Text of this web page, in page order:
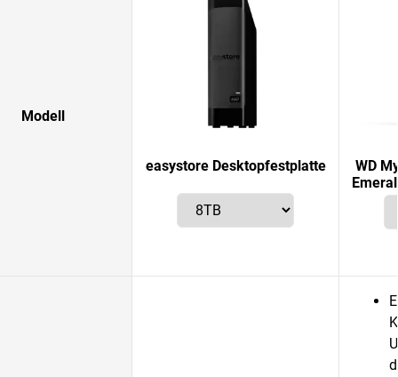
Modell
easystore Desktopfestplatte
WD